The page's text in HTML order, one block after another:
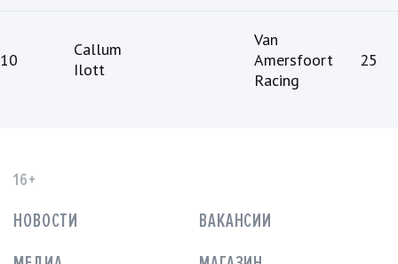
10
Callum
Ilott
Van
Amersfoort
Racing
25
16+
НОВОСТИ
ВАКАНСИИ